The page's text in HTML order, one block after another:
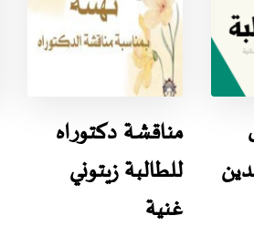
مناقشة دكتوراه
للطالبة زيتوني
غنية